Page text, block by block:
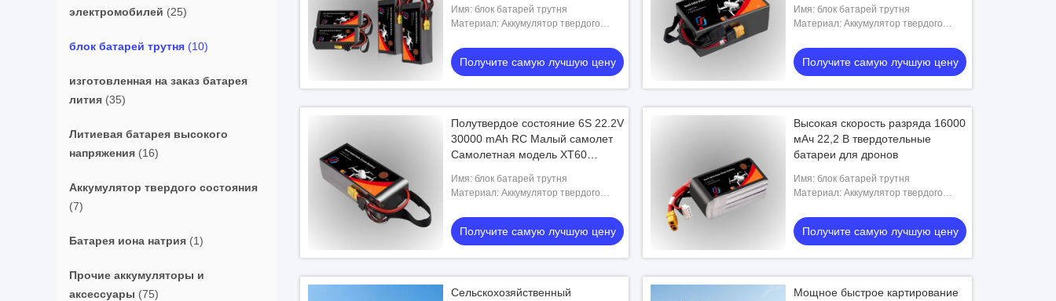
электромобилей (25)
блок батарей трутня (10)
изготовленная на заказ батарея
лития (35)
Литиевая батарея высокого
напряжения (16)
Аккумулятор твердого состояния
(7)
Батарея иона натрия (1)
Прочие аккумуляторы и
аксессуары (75)
Имя: блок батарей трутня
Материал: Аккумулятор твердого
Получите самую лучшую цену
Имя: блок батарей трутня
Материал: Аккумулятор твердого
Получите самую лучшую цену
Полутвердое состояние 6S 22.2V
30000 mAh RC Малый самолет
Самолетная модель XT60
Имя: блок батарей трутня
Материал: Аккумулятор твердого
Получите самую лучшую цену
Высокая скорость разряда 16000
мАч 22,2 В твердотельные
батареи для дронов
Имя: блок батарей трутня
Материал: Аккумулятор твердого
Получите самую лучшую цену
Сельскохозяйственный
Мощное быстрое картирование